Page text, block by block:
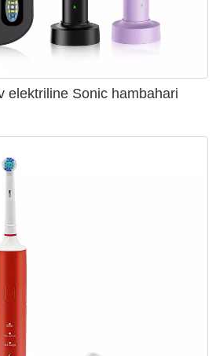
elektriline Sonic hambahari